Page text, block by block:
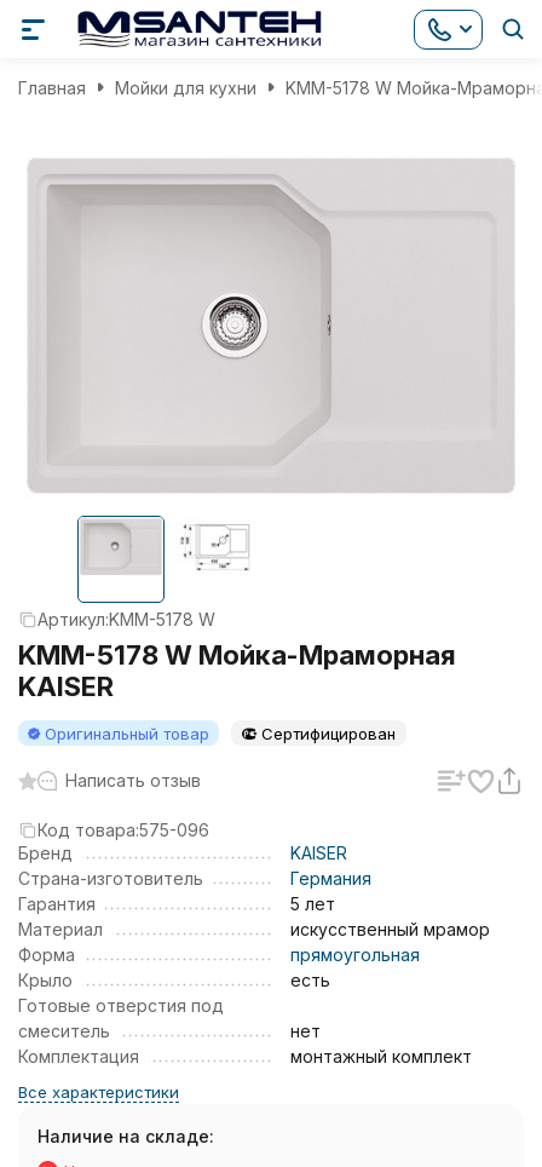
Главная Мойки для кухни KMM-5178 W Мойка-
Артикул:KMM-5178 W
KMM-5178 W Мойка-Мраморная
KAISER
Оригинальный товар Сертифицирован
Написать отзыв
Код товара:575-096
Бренд
KAISER
Страна-изготовитель
Германия
Гарантия
5 лет
Материал
искусственный мрамор
Форма
прямоугольная
Крыло
есть
Готовые отверстия под
смеситель
нет
Комплектация
монтажный комплект
Все характеристики
Наличие на складе: